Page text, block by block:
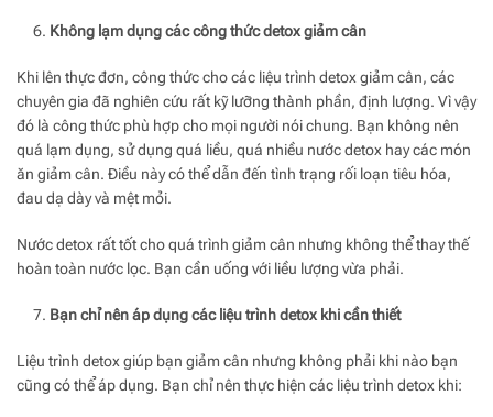
Không lạm dụng các công thức detox giảm cân
Khi lên thực đơn, công thức cho các liệu trình detox giảm cân, các
chuyên gia đã nghiên cứu rất kỹ lưỡng thành phần, định lượng. Vì vậy
đó là công thức phù hợp cho mọi người nói chung. Bạn không nên
quá lạm dụng, sử dụng quá liều, quá nhiều nước detox hay các món
ăn giảm cân. Điều này có thể dẫn đến tình trạng rối loạn tiêu hóa,
đau dạ dày và mệt mỏi.
Nước detox rất tốt cho quá trình giảm cân nhưng không thể thay thế
hoàn toàn nước lọc. Bạn cần uống với liều lượng vừa phải.
Bạn chỉ nên áp dụng các liệu trình detox khi cần thiết
Liệu trình detox giúp bạn giảm cân nhưng không phải khi nào bạn
cũng có thể áp dụng. Bạn chỉ nên thực hiện các liệu trình detox khi: